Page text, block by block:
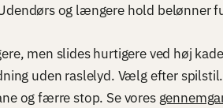
og længere hold belønner
men slides hurtigere ved høj
uden raslelyd. Vælg efter spilstil.
og færre stop. Se vores